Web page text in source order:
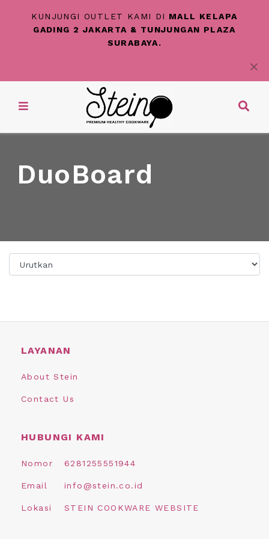
KUNJUNGI OUTLET KAMI DI MALL KELAPA
GADING 2 JAKARTA & TUNJUNGAN PLAZA
SURABAYA.
DuoBoard
LAYANAN
About Stein
Contact Us
HUBUNGI KAMI
Nomor 6281255551944
Email info@stein.co.id
Lokasi STEIN COOKWARE WEBSITE